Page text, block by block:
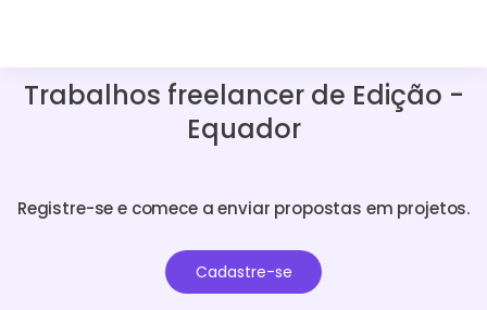
Trabalhos freelancer de Edição -
Equador
Registre-se e comece a enviar propostas em projetos.
Cadastre-se